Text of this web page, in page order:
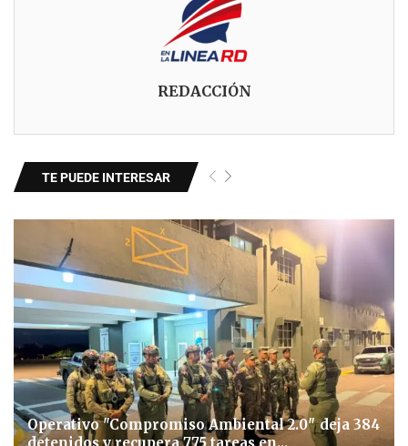
REDACCIÓN
TE PUEDE INTERESAR
Operativo "Compromiso Ambiental 2.0″ deja 384